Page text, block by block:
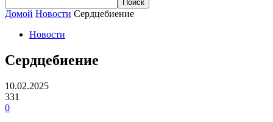
Домой Новости Сердцебиение
Новости
Сердцебиение
10.02.2025
331
0